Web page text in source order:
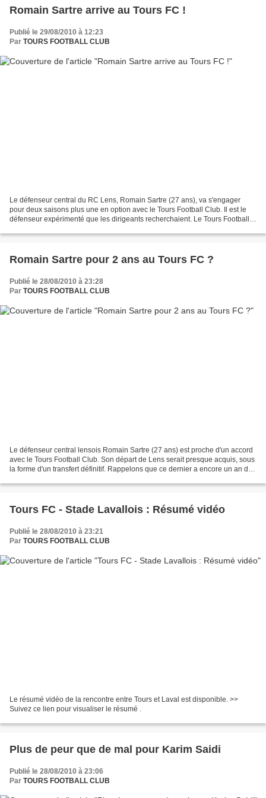
Romain Sartre arrive au Tours FC !
Publié le 29/08/2010 à 12:23
Par TOURS FOOTBALL CLUB
Le défenseur central du RC Lens, Romain Sartre (27 ans), va s'engager
pour deux saisons plus une en option avec le Tours Football Club. Il est le
défenseur expérimenté que les dirigeants recherchaient. Le Tours Football
Romain Sartre pour 2 ans au Tours FC ?
Publié le 28/08/2010 à 23:28
Par TOURS FOOTBALL CLUB
Le défenseur central lensois Romain Sartre (27 ans) est proche d'un accord
avec le Tours Football Club. Son départ de Lens serait presque acquis, sous
la forme d'un transfert définitif. Rappelons que ce dernier a encore un an de
Tours FC - Stade Lavallois : Résumé vidéo
Publié le 28/08/2010 à 23:21
Par TOURS FOOTBALL CLUB
Le résumé vidéo de la rencontre entre Tours et Laval est disponible. >>
Suivez ce lien pour visualiser le résumé .
Plus de peur que de mal pour Karim Saidi
Publié le 28/08/2010 à 23:06
Par TOURS FOOTBALL CLUB